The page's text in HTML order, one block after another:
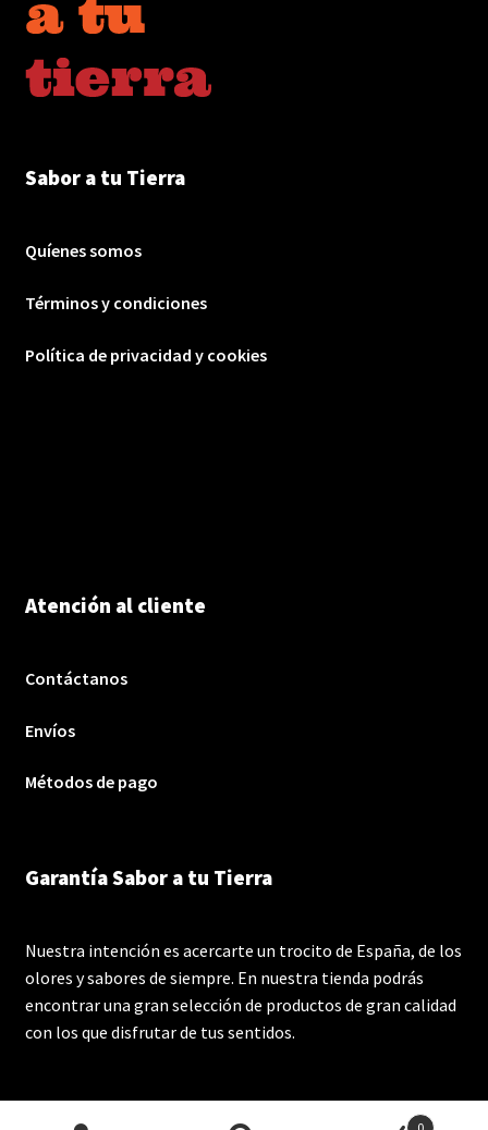
Sabor a tu Tierra
Quíenes somos
Términos y condiciones
Política de privacidad y cookies
Atención al cliente
Contáctanos
Envíos
Métodos de pago
Garantía Sabor a tu Tierra
Nuestra intención es acercarte un trocito de España, de los
olores y sabores de siempre. En nuestra tienda podrás
encontrar una gran selección de productos de gran calidad
con los que disfrutar de tus sentidos.